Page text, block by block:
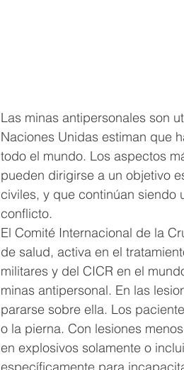
Las minas antipersonales son
Naciones Unidas estiman que
todo el mundo. Los aspectos
pueden dirigirse a un objetivo
civiles, y que continúan siendo
conflicto.
El Comité Internacional de la
de salud, activa en el
militares y del CICR en el
minas antipersonal. En las
pararse sobre ella. Los
o la pierna. Con lesiones
en explosivos solamente o
específicamente para